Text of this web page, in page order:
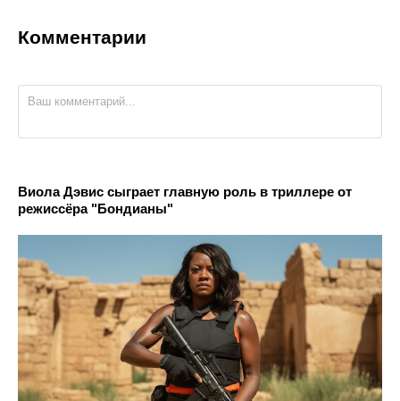
Комментарии
Виола Дэвис сыграет главную роль в триллере от
режиссёра "Бондианы"